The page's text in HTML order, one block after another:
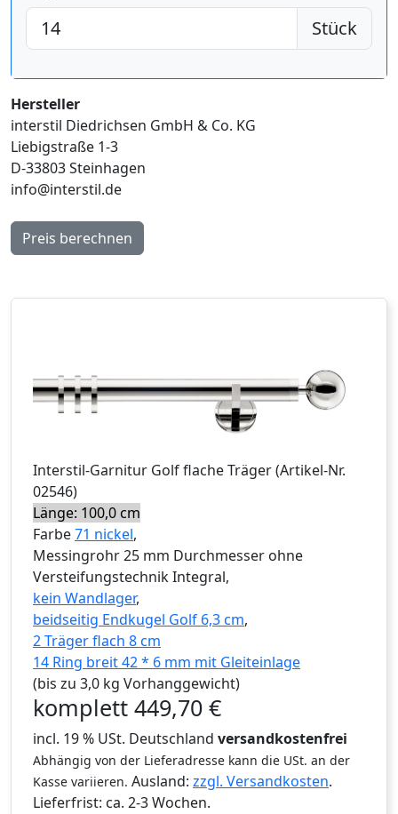
Stück
Hersteller
interstil Diedrichsen GmbH & Co. KG
Liebigstraße 1-3
D-33803 Steinhagen
info@interstil.de
Preis berechnen
Interstil-Garnitur Golf flache Träger(Artikel-Nr.
02546)
Länge: 100,0 cm
Farbe71 nickel,
Messingrohr 25 mm Durchmesser ohne
Versteifungstechnik Integral,
kein Wandlager,
beidseitig Endkugel Golf 6,3 cm,
2 Träger flach 8 cm
14 Ring breit 42 * 6 mm mit Gleiteinlage
(bis zu 3,0 kg Vorhanggewicht)
komplett 449,70 €
incl. 19 % USt. Deutschland versandkostenfrei
Abhängig von der Lieferadresse kann die USt. an der
Kasse variieren. Ausland: zzgl. Versandkosten.
Lieferfrist: ca. 2-3 Wochen.